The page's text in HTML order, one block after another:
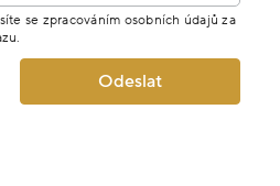
se zpracováním osobních údajů za
Odeslat